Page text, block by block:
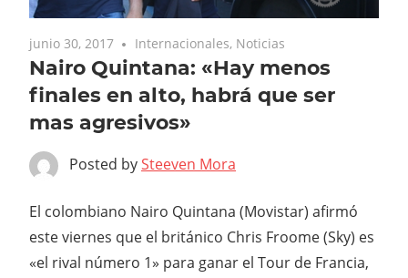
junio 30, 2017 Internacionales, Noticias
Nairo Quintana: «Hay menos
finales en alto, habrá que ser
mas agresivos»
Posted bySteeven Mora
El colombiano Nairo Quintana (Movistar) afirmó
este viernes que el británico Chris Froome (Sky) es
«el rival número 1» para ganar el Tour de Francia,